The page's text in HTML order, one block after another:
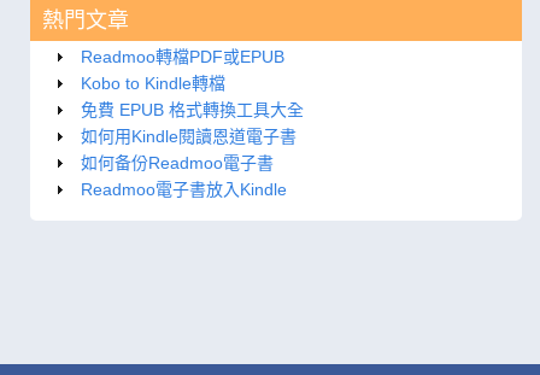
熱門文章
Readmoo轉檔PDF或EPUB
Kobo to Kindle轉檔
免費 EPUB 格式轉換工具大全
如何用Kindle閱讀恩道電子書
如何备份Readmoo電子書
Readmoo電子書放入Kindle